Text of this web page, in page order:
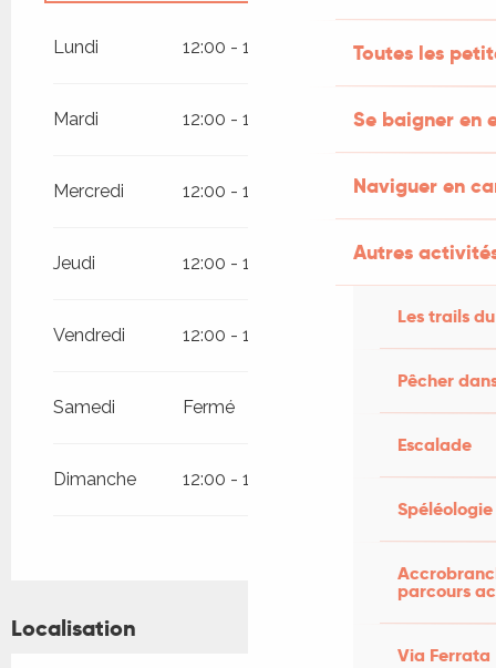
Toutes les
Se baigner en
Naviguer en
Autres
Les trails
Pêcher
Escalade
Spéléologie
parcours
Via Ferrata
Lundi 12:00 - 14:00
Mardi 12:00 - 14:00
Mercredi 12:00 - 14:00
Jeudi 12:00 - 14:00
Vendredi 12:00 - 14:00
Samedi Fermé
Dimanche 12:00 - 14:00
Localisation